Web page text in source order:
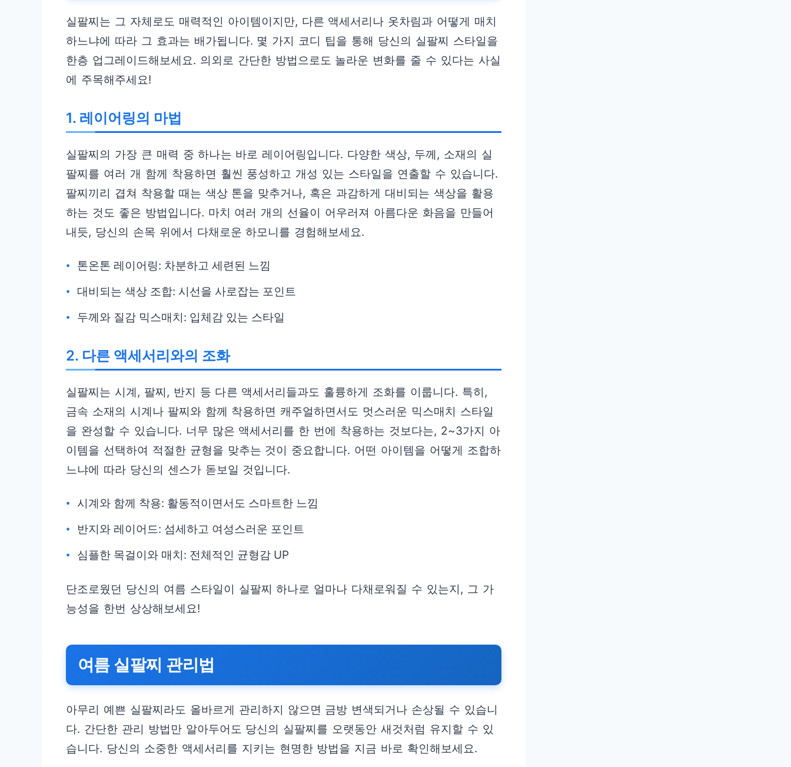
실팔찌는 그 자체로도 매력적인 아이템이지만, 다른 액세서리나 옷차림과 어떻게 매치
하느냐에 따라 그 효과는 배가됩니다. 몇 가지 코디 팁을 통해 당신의 실팔찌 스타일을
한층 업그레이드해보세요. 의외로 간단한 방법으로도 놀라운 변화를 줄 수 있다는 사실
에 주목해주세요!
1. 레이어링의 마법
실팔찌의 가장 큰 매력 중 하나는 바로 레이어링입니다. 다양한 색상, 두께, 소재의 실
팔찌를 여러 개 함께 착용하면 훨씬 풍성하고 개성 있는 스타일을 연출할 수 있습니다.
팔찌끼리 겹쳐 착용할 때는 색상 톤을 맞추거나, 혹은 과감하게 대비되는 색상을 활용
하는 것도 좋은 방법입니다. 마치 여러 개의 선율이 어우러져 아름다운 화음을 만들어
내듯, 당신의 손목 위에서 다채로운 하모니를 경험해보세요.
톤온톤 레이어링: 차분하고 세련된 느낌
대비되는 색상 조합: 시선을 사로잡는 포인트
두께와 질감 믹스매치: 입체감 있는 스타일
2. 다른 액세서리와의 조화
실팔찌는 시계, 팔찌, 반지 등 다른 액세서리들과도 훌륭하게 조화를 이룹니다. 특히,
금속 소재의 시계나 팔찌와 함께 착용하면 캐주얼하면서도 멋스러운 믹스매치 스타일
을 완성할 수 있습니다. 너무 많은 액세서리를 한 번에 착용하는 것보다는, 2~3가지 아
이템을 선택하여 적절한 균형을 맞추는 것이 중요합니다. 어떤 아이템을 어떻게 조합하
느냐에 따라 당신의 센스가 돋보일 것입니다.
시계와 함께 착용: 활동적이면서도 스마트한 느낌
반지와 레이어드: 섬세하고 여성스러운 포인트
심플한 목걸이와 매치: 전체적인 균형감 UP
단조로웠던 당신의 여름 스타일이 실팔찌 하나로 얼마나 다채로워질 수 있는지, 그 가
능성을 한번 상상해보세요!
여름 실팔찌 관리법
아무리 예쁜 실팔찌라도 올바르게 관리하지 않으면 금방 변색되거나 손상될 수 있습니
다. 간단한 관리 방법만 알아두어도 당신의 실팔찌를 오랫동안 새것처럼 유지할 수 있
습니다. 당신의 소중한 액세서리를 지키는 현명한 방법을 지금 바로 확인해보세요.